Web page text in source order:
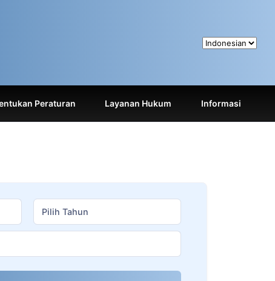
Peraturan Layanan Hukum Informasi
Pilih Tahun